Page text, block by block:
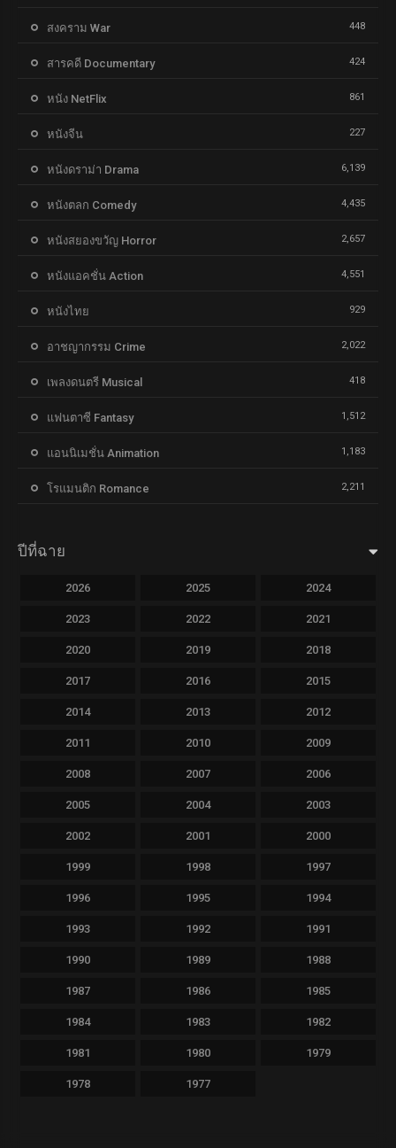
สงคราม War 448
สารคดี Documentary 424
หนัง NetFlix 861
หนังจีน 227
หนังดราม่า Drama 6,139
หนังตลก Comedy 4,435
หนังสยองขวัญ Horror 2,657
หนังแอคชั่น Action 4,551
หนังไทย 929
อาชญากรรม Crime 2,022
เพลงดนตรี Musical 418
แฟนตาซี Fantasy 1,512
แอนนิเมชั่น Animation 1,183
โรแมนติก Romance 2,211
ปีที่ฉาย
2026 2025 2024
2023 2022 2021
2020 2019 2018
2017 2016 2015
2014 2013 2012
2011 2010 2009
2008 2007 2006
2005 2004 2003
2002 2001 2000
1999 1998 1997
1996 1995 1994
1993 1992 1991
1990 1989 1988
1987 1986 1985
1984 1983 1982
1981 1980 1979
1978 1977